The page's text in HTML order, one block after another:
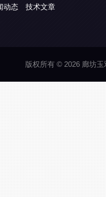
动态 技术文章
版权所有 © 2026 廊坊